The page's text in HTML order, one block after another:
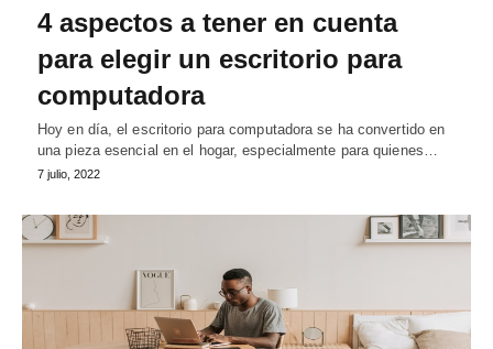
4 aspectos a tener en cuenta
para elegir un escritorio para
computadora
Hoy en día, el escritorio para computadora se ha convertido en
una pieza esencial en el hogar, especialmente para quienes…
7 julio, 2022